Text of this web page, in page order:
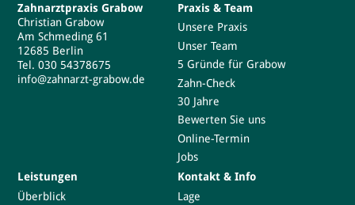
Zahnarztpraxis Grabow
Christian Grabow
Am Schmeding 61
12685 Berlin
Tel.030 54378675
info@zahnarzt-grabow.de
Praxis & Team
Unsere Praxis
Unser Team
5 Gründe für Grabow
Zahn-Check
30 Jahre
Bewerten Sie uns
Online-Termin
Jobs
Leistungen
Überblick
Kontakt & Info
Lage